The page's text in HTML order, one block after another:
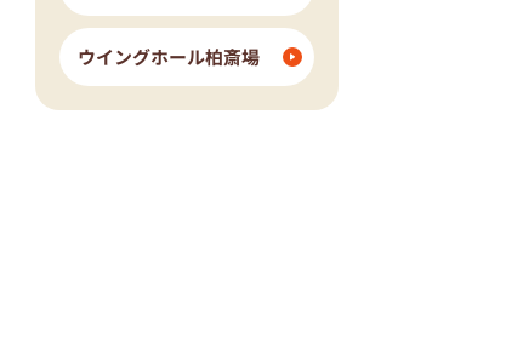
ウイングホール柏斎場